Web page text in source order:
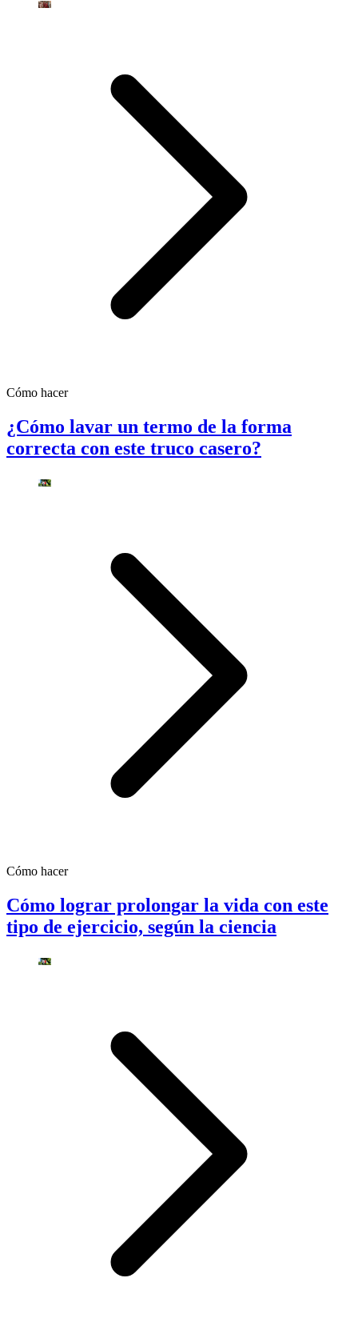
Cómo hacer
¿Cómo lavar un termo de la forma
correcta con este truco casero?
Cómo hacer
Cómo lograr prolongar la vida con este
tipo de ejercicio, según la ciencia